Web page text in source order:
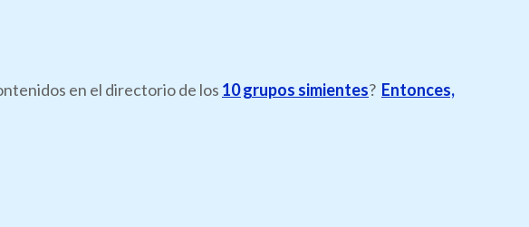
en el directorio de los 10 grupos simientes? Entonces,